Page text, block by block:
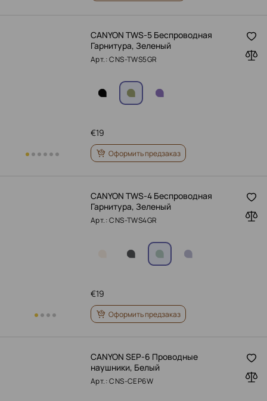
CANYON TWS-5 Беспроводная
Гарнитура, Зеленый
Арт.: CNS-TWS5GR
19
€
Оформить предзаказ
CANYON TWS-4 Беспроводная
Гарнитура, Зеленый
Арт.: CNS-TWS4GR
19
€
Оформить предзаказ
CANYON SEP-6 Проводные
наушники, Белый
Арт.: CNS-CEP6W